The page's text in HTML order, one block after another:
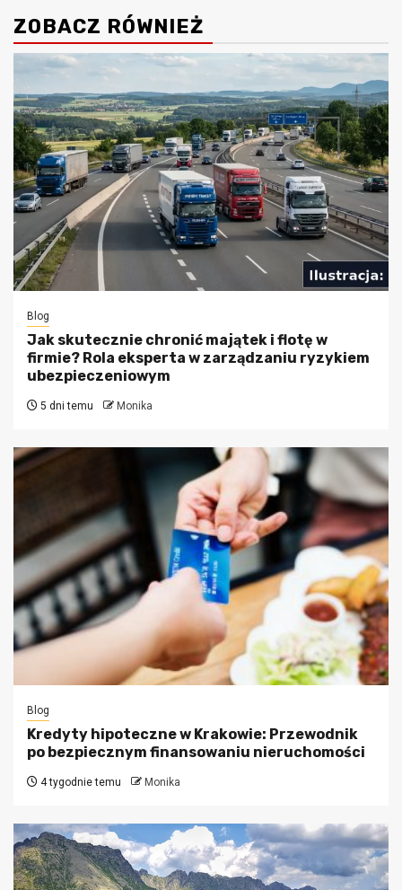
ZOBACZ RÓWNIEŻ
Blog
Jak skutecznie chronić majątek i flotę w
firmie? Rola eksperta w zarządzaniu ryzykiem
ubezpieczeniowym
5 dni temu Monika
Blog
Kredyty hipoteczne w Krakowie: Przewodnik
po bezpiecznym finansowaniu nieruchomości
4 tygodnie temu Monika